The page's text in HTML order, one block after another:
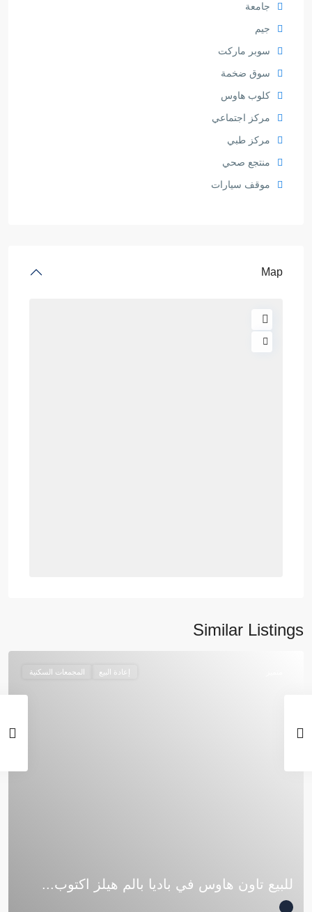
جامعة
جيم
سوبر ماركت
سوق ضخمة
كلوب هاوس
مركز اجتماعي
مركز طبي
منتجع صحي
موقف سيارات
Map
Similar Listings
إعادة البيع المجمعات السكنية
للبيع تاون هاوس في باديا بالم هيلز اكتوب...